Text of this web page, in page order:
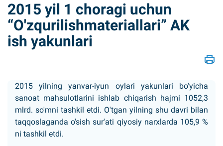
2015 yil 1 choragi uchun
“O'zqurilishmateriallari” AK
ish yakunlari
2015 yilning yanvar-iyun oylari yakunlari bo'yicha
sanoat mahsulotlarini ishlab chiqarish hajmi 1052,3
mlrd. so'mni tashkil etdi. O'tgan yilning shu davri bilan
taqqoslaganda o'sish sur'ati qiyosiy narxlarda 105,9 %
ni tashkil etdi.